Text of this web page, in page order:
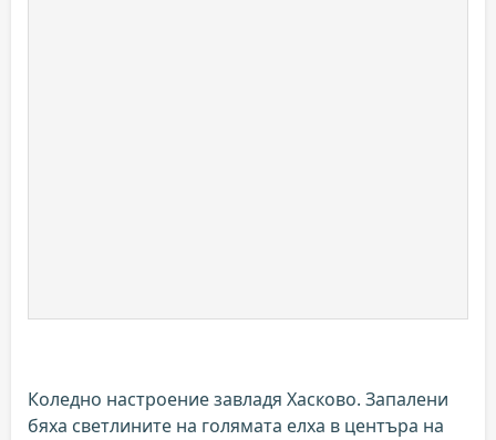
Коледно настроение завладя Хасково. Запалени
бяха светлините на голямата елха в центъра на